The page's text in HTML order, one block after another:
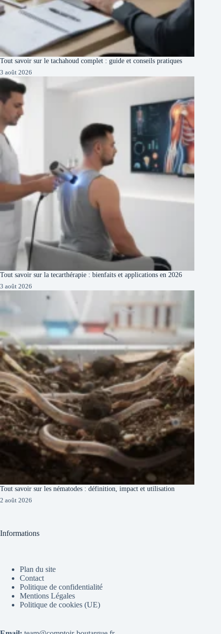
Tout savoir sur le tachahoud complet : guide et conseils pratiques
3 août 2026
Tout savoir sur la tecarthérapie : bienfaits et applications en 2026
3 août 2026
Tout savoir sur les nématodes : définition, impact et utilisation
2 août 2026
Informations
Plan du site
Contact
Politique de confidentialité
Mentions Légales
Politique de cookies (UE)